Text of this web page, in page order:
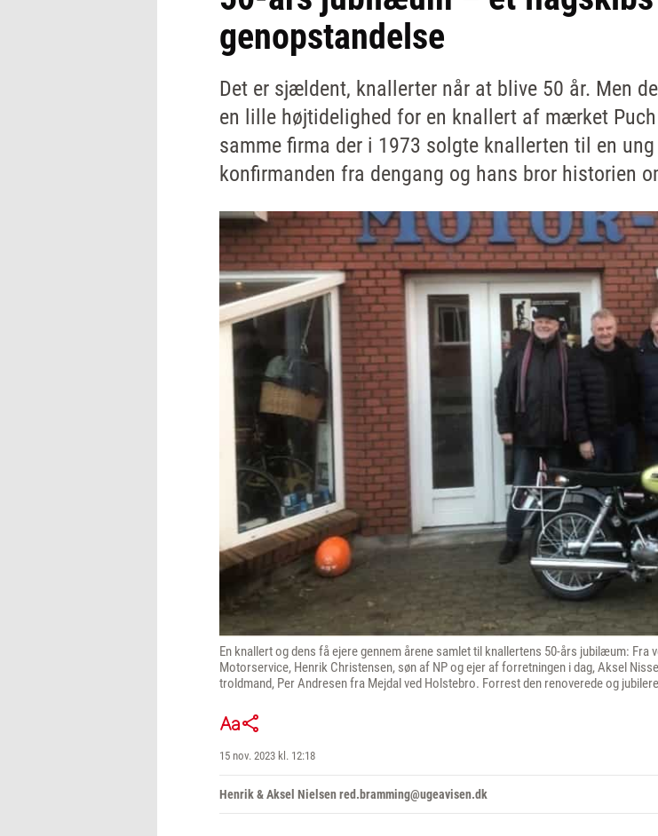
genopstandelse
Det er sjældent, knallerter når at blive 50 år. Men
en lille højtidelighed for en knallert af mærket
samme firma der i 1973 solgte knallerten til en
konfirmanden fra dengang og hans bror historien
En knallert og dens få ejere gennem årene samlet til knallertens 50-års jubilæum: Fra
Motorservice, Henrik Christensen, søn af NP og ejer af forretningen i dag, Aksel
troldmand, Per Andresen fra Mejdal ved Holstebro. Forrest den renoverede og
15 nov. 2023 kl. 12:18
Henrik & Aksel Nielsen red.bramming@ugeavisen.dk